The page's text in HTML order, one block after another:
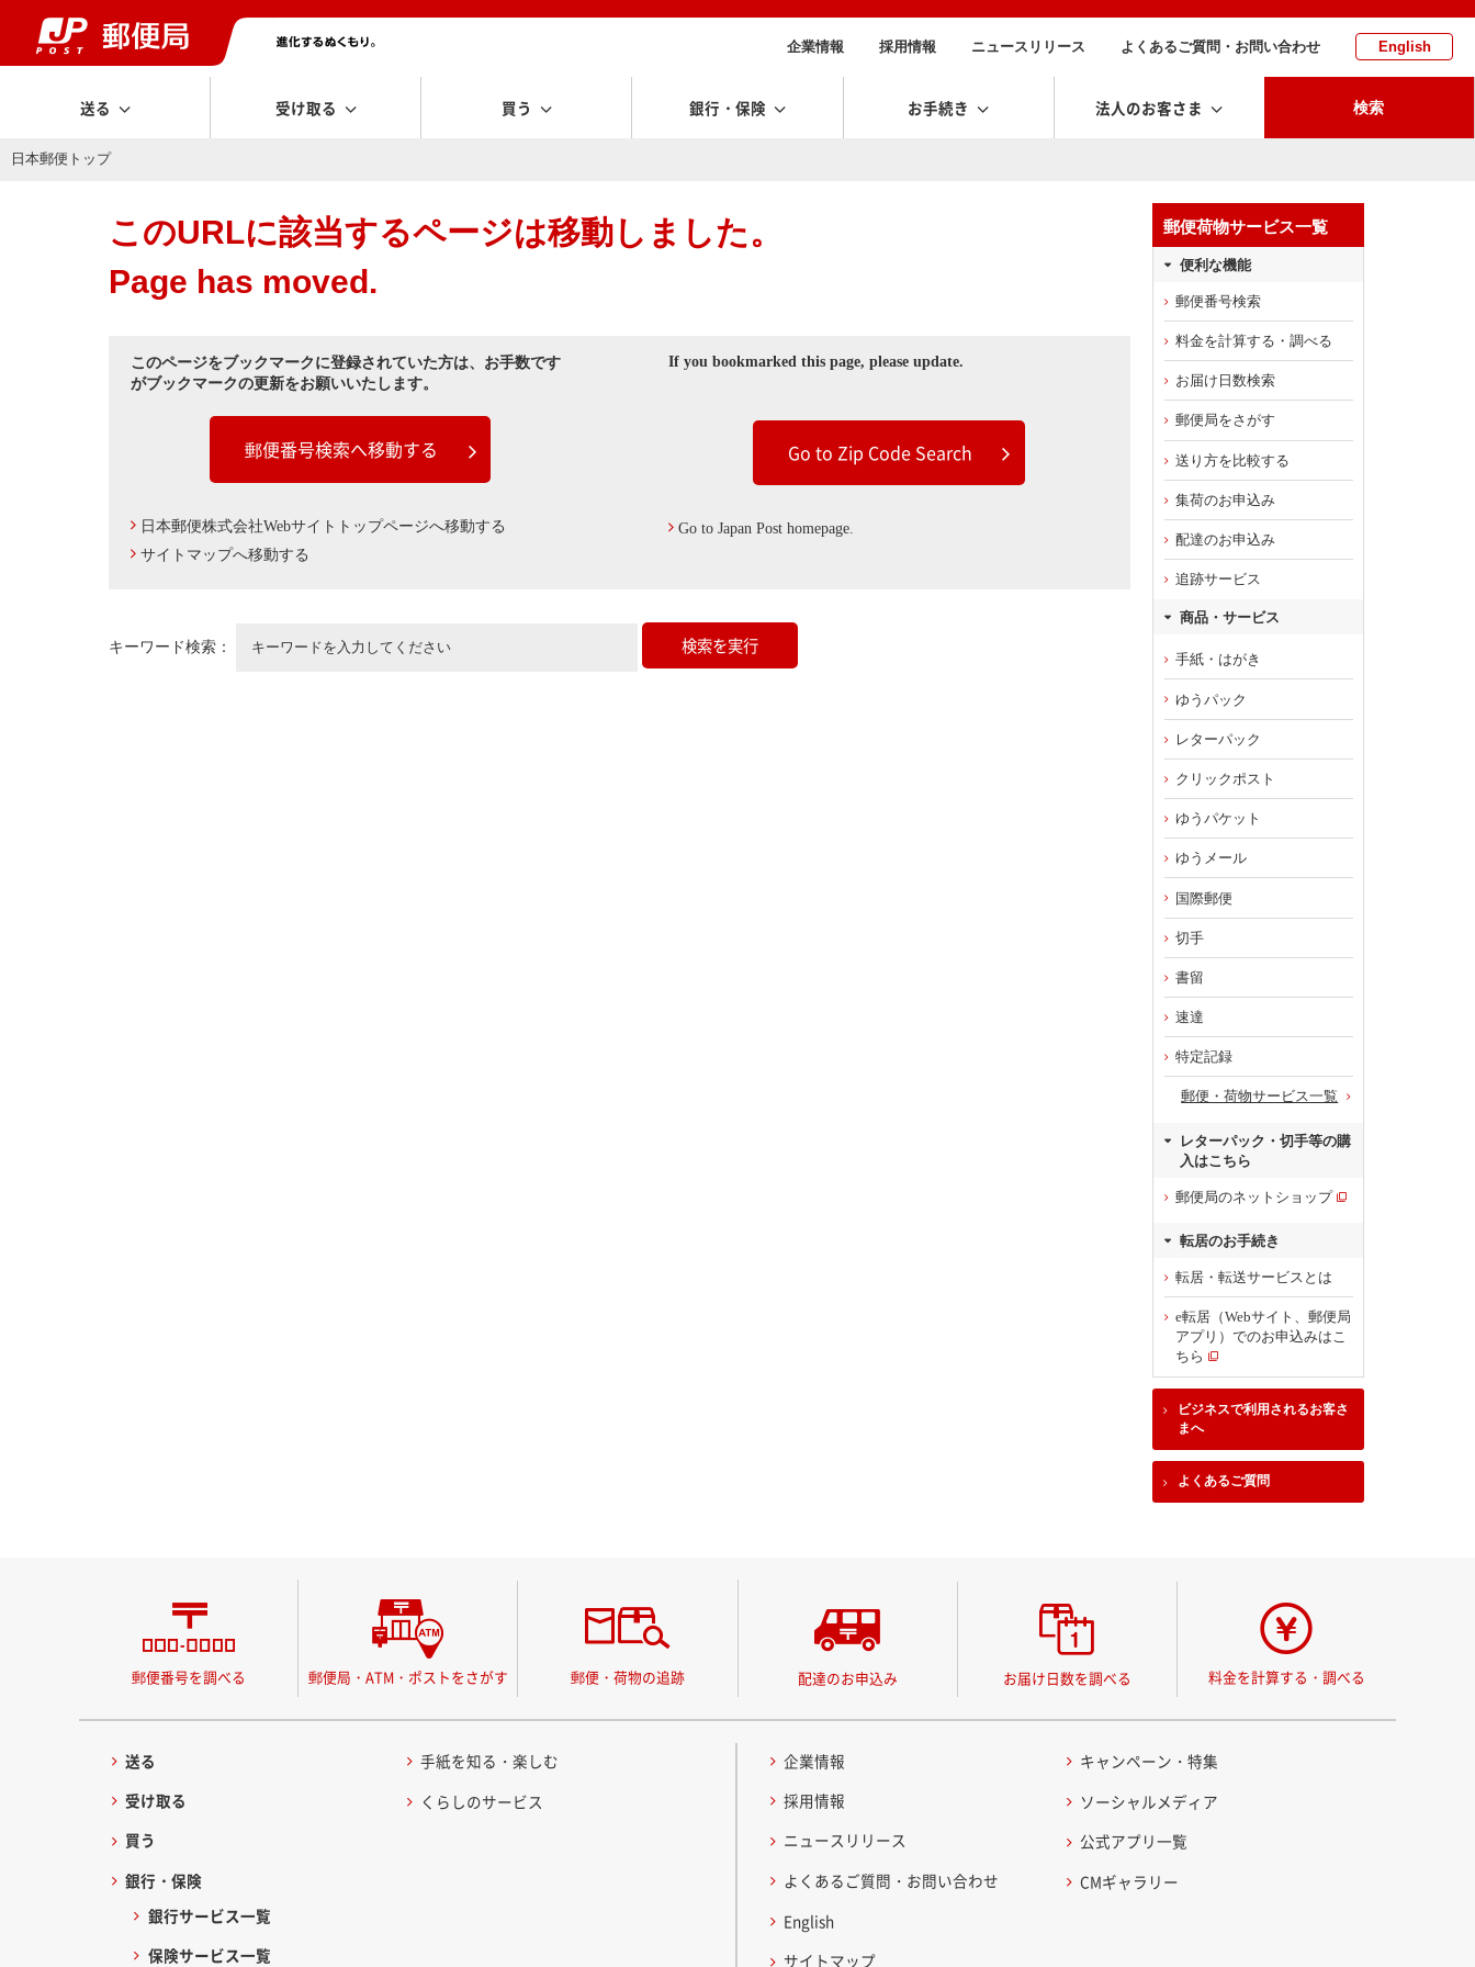
企業情報 採用情報 ニュースリリース よくあるご質問・お問い合わせ English
送る 受け取る 買う 銀行・保険 お手続き 法人のお客さま 検索
日本郵便トップ
このURLに該当するページは移動しました。
Page has moved.
このページをブックマークに登録されていた方は、お手数です
がブックマークの更新をお願いいたします。
郵便番号検索へ移動する
日本郵便株式会社Webサイトトップページへ移動する
サイトマップへ移動する
If you bookmarked this page, please update.
Go to Zip Code Search
Go to Japan Post homepage.
キーワード検索：
郵便荷物サービス一覧
便利な機能
郵便番号検索
料金を計算する・調べる
お届け日数検索
郵便局をさがす
送り方を比較する
集荷のお申込み
配達のお申込み
追跡サービス
商品・サービス
手紙・はがき
ゆうパック
レターパック
クリックポスト
ゆうパケット
ゆうメール
国際郵便
切手
書留
速達
特定記録
郵便・荷物サービス一覧
レターパック・切手等の購
入はこちら
郵便局のネットショップ
転居のお手続き
転居・転送サービスとは
e転居（Webサイト、郵便局
アプリ）でのお申込みはこ
ちら
ビジネスで利用されるお客さ
まへ
よくあるご質問
郵便番号を調べる 郵便局・ATM・ポストをさがす 郵便・荷物の追跡 配達のお申込み お届け日数を調べる 料金を計算する・調べる
送る
受け取る
買う
銀行・保険
銀行サービス一覧
保険サービス一覧
手紙を知る・楽しむ
くらしのサービス
企業情報
採用情報
ニュースリリース
よくあるご質問・お問い合わせ
English
サイトマップ
キャンペーン・特集
ソーシャルメディア
公式アプリ一覧
CMギャラリー